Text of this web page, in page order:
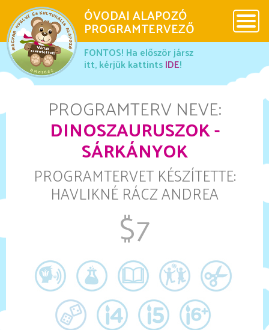
x
x
x
DMOIESZ
Használati útmutató
Ovis Maci
Galéria
Különleges programok
Más érdekességek
Kapcsolat
ÓVODAI ALAPOZÓ
PROGRAMTERVEZŐ
FONTOS! Ha először jársz
itt, kérjük kattintsIDE!
PROGRAMTERV NEVE:
DINOSZAURUSZOK -
SÁRKÁNYOK
PROGRAMTERVET KÉSZÍTETTE:
HAVLIKNÉ RÁCZ ANDREA
$7